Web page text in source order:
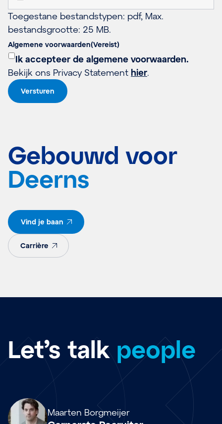
Toegestane bestandstypen: pdf, Max.
bestandsgrootte: 25 MB.
Algemene voorwaarden(Vereist)
Ik accepteer de algemene voorwaarden.
Bekijk ons Privacy Statement hier.
Gebouwd voor
Deerns
Vind je baan
Carrière
Let’s talk people
Maarten Borgmeijer
Array